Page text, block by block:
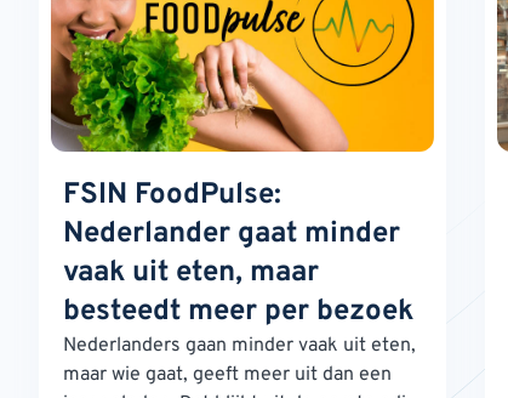
FSIN FoodPulse:
Nederlander gaat minder
vaak uit eten, maar
besteedt meer per bezoek
Nederlanders gaan minder vaak uit eten,
maar wie gaat, geeft meer uit dan een